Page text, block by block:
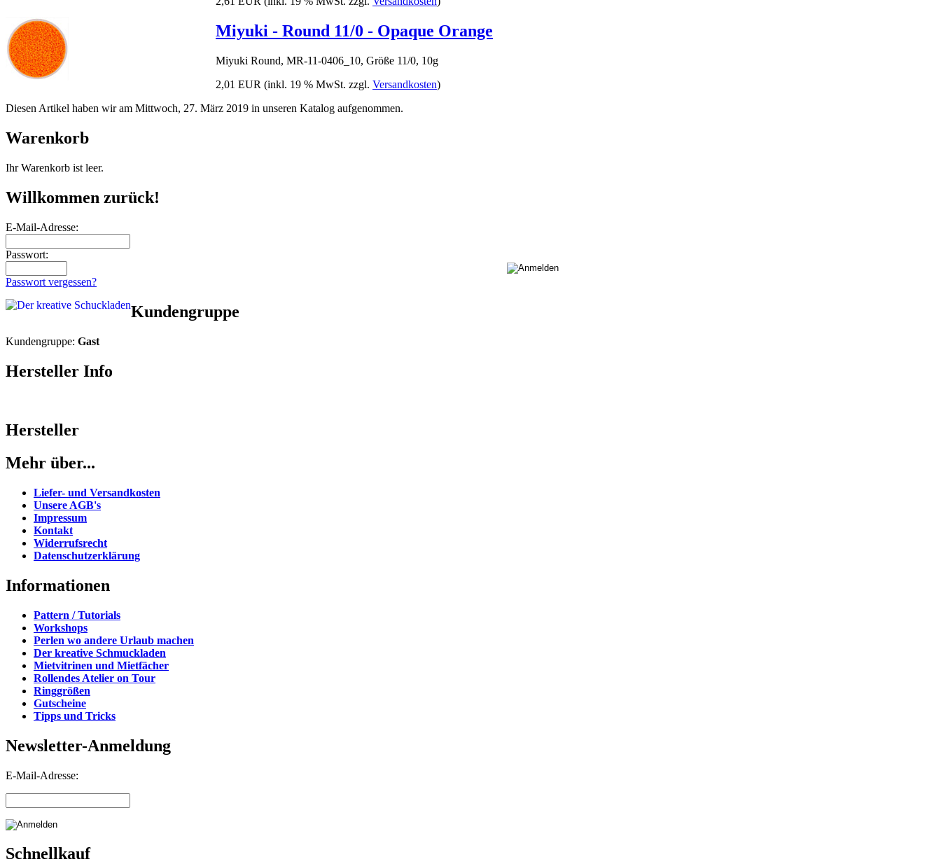
Miyuki - Round 11/0 - Opaque Orange
Miyuki Round, MR-11-0406_10, Größe 11/0, 10g
2,01 EUR (inkl. 19 % MwSt. zzgl. Versandkosten)
Diesen Artikel haben wir am Mittwoch, 27. März 2019 in unseren Katalog aufgenommen.
Warenkorb
Ihr Warenkorb ist leer.
Willkommen zurück!
E-Mail-Adresse:
Passwort:
Passwort vergessen?
Kundengruppe
Kundengruppe: Gast
Hersteller Info
Hersteller
Mehr über...
Liefer- und Versandkosten
Unsere AGB's
Impressum
Kontakt
Widerrufsrecht
Datenschutzerklärung
Informationen
Pattern / Tutorials
Workshops
Perlen wo andere Urlaub machen
Der kreative Schmuckladen
Mietvitrinen und Mietfächer
Rollendes Atelier on Tour
Ringgrößen
Gutscheine
Tipps und Tricks
Newsletter-Anmeldung
E-Mail-Adresse:
Schnellkauf